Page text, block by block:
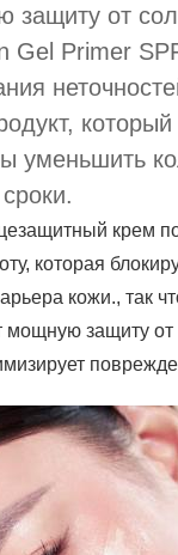
защиту от
Gel Primer
уменьшить
крем
которая
кожи., так
мощную защиту